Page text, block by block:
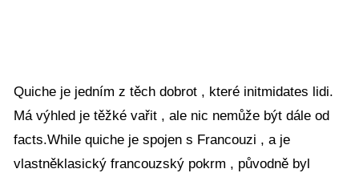
Quiche je jedním z těch dobrot , které initmidates lidi.
Má výhled je těžké vařit , ale nic nemůže být dále od
facts.While quiche je spojen s Francouzi , a je
vlastněklasický francouzský pokrm , původně byl